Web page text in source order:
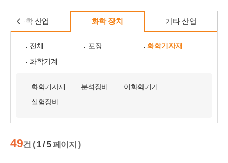
화학 산업 화학 장치 기타 산업
전체 포장
화학기자재
화학기계
화학기자재 분석장비
이화학기기
실험장비
49건 ( 1 / 5페이지 )